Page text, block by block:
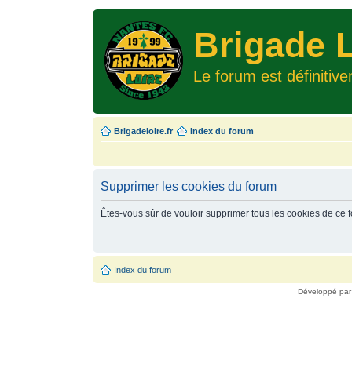
Brigade
Le forum est
Brigadeloire.fr Index du forum
Supprimer les cookies du forum
Êtes-vous sûr de vouloir supprimer tous les cookies de ce
Index du forum
Développé